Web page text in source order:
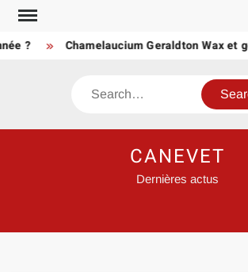
Skip
content
? Chamelaucium Geraldton Wax et
Search
CANEVET
Dernières actus